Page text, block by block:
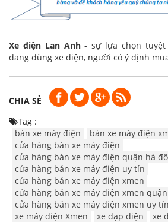
Xe điện Lan Anh- sự lựa chọn tuyệt
đang dùng xe điện, người có ý định
CHIA SẺ
Tag :
bán xe máy điện
bán xe máy điện
cửa hàng bán xe máy điện
cửa hàng bán xe máy điện quận hà
cửa hàng bán xe máy điện uy tín
cửa hàng bán xe máy điện xmen
cửa hàng bán xe máy điện xmen
cửa hàng bán xe máy điện xmen uy tín
xe máy điện Xmen
xe đạp điện xe